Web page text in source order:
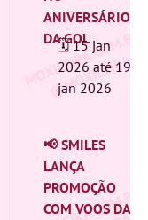
ANIVERSÁRIO
DA GOL
🗓️ 15 jan
2026 ‎até 19
jan 2026
📢 SMILES
LANÇA
PROMOÇÃO
COM VOOS DA